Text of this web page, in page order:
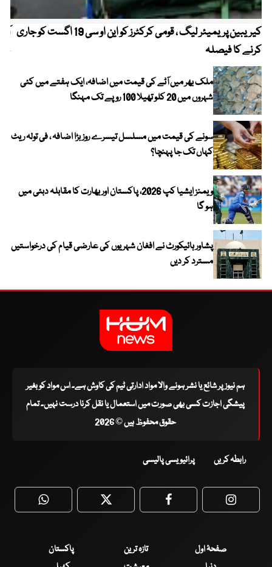
کیریبین پریمیئر لیگ ، قومی کرکٹرز کو این او سی 19 اگست کو جاری
کرنے کا فیصلہ
ملک بھر میں آٹے کی قیمت میں اضافہ، ایک ہفتے میں کئی
شہروں میں 20 کلو تھیلا 100 روپے تک مہنگا
سونے کی قیمت میں مسلسل تیسرے روز بڑا اضافہ ، فی تولہ ریٹ
کہاں تک جا پہنچا؟
ویمنز ایشیا کپ 2026، پاکستان اور بھارت کا مقابلہ دبئی میں
ہو گا
پشاور ہائیکورٹ نے افغان شہریوں کی عارضی قیام کی درخواستیں
مسترد کر دیں
ہم نیوز پر شائع یا نشر ہونے والا مواد ادارتی ٹیم کی کاوش ہے۔ اس مواد کو بغیر
پیشگی اجازت کسی بھی صورت میں استعمال یا نقل کرنا درست نہیں۔ تمام
حقوق محفوظ ہیں © 2026
رابطہ کریں پرائیویسی پالیسی
WhatsApp Twitter Facebook
صفحۂ اول تازہ ترین
پاکستان